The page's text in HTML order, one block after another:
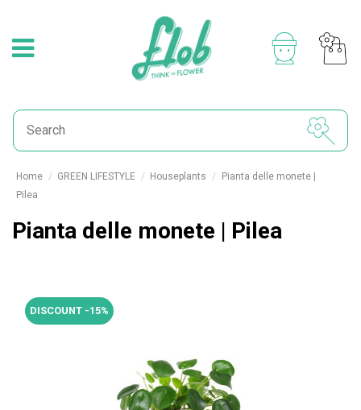
Home GREEN LIFESTYLE Houseplants
Pianta delle monete |
Pilea
Pianta delle monete | Pilea
DISCOUNT -15%